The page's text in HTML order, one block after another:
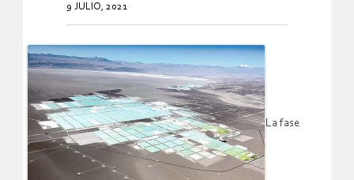
9 JULIO, 2021
La fase